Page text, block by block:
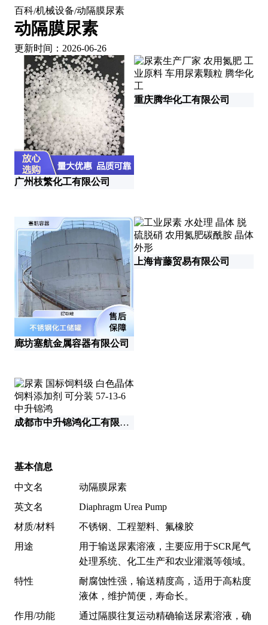
百科/机械设备/动隔膜尿素
动隔膜尿素
更新时间：2026-06-26
广州枝繁化工有限公司
重庆腾华化工有限公司
廊坊塞航金属容器有限公司
上海肯藤贸易有限公司
成都市中升锦鸿化工有限公司
基本信息
中文名
动隔膜尿素
英文名
Diaphragm Urea Pump
材质/材料
不锈钢、工程塑料、氟橡胶
用途
用于输送尿素溶液，主要应用于SCR尾气
处理系统、化工生产和农业灌溉等领域。
特性
耐腐蚀性强，输送精度高，适用于高粘度
液体，维护简便，寿命长。
作用/功能
通过隔膜往复运动精确输送尿素溶液，确